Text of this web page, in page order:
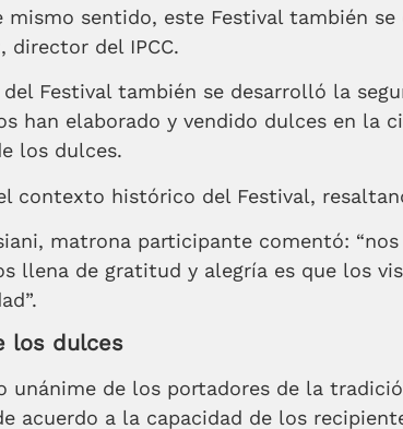
mismo sentido, este Festival también
director del IPCC.
Festival también se desarrolló la
han elaborado y vendido dulces en la
los dulces.
contexto histórico del Festival,
matrona participante comentó:
llena de gratitud y alegría es que los
los dulces
unánime de los portadores de la
acuerdo a la capacidad de los